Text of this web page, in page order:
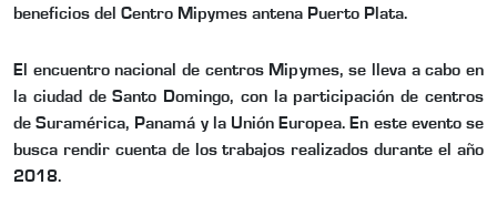
beneficios del Centro Mipymes antena Puerto Plata.
El encuentro nacional de centros Mipymes, se lleva a cabo en
la ciudad de Santo Domingo, con la participación de centros
de Suramérica, Panamá y la Unión Europea. En este evento se
busca rendir cuenta de los trabajos realizados durante el año
2018.